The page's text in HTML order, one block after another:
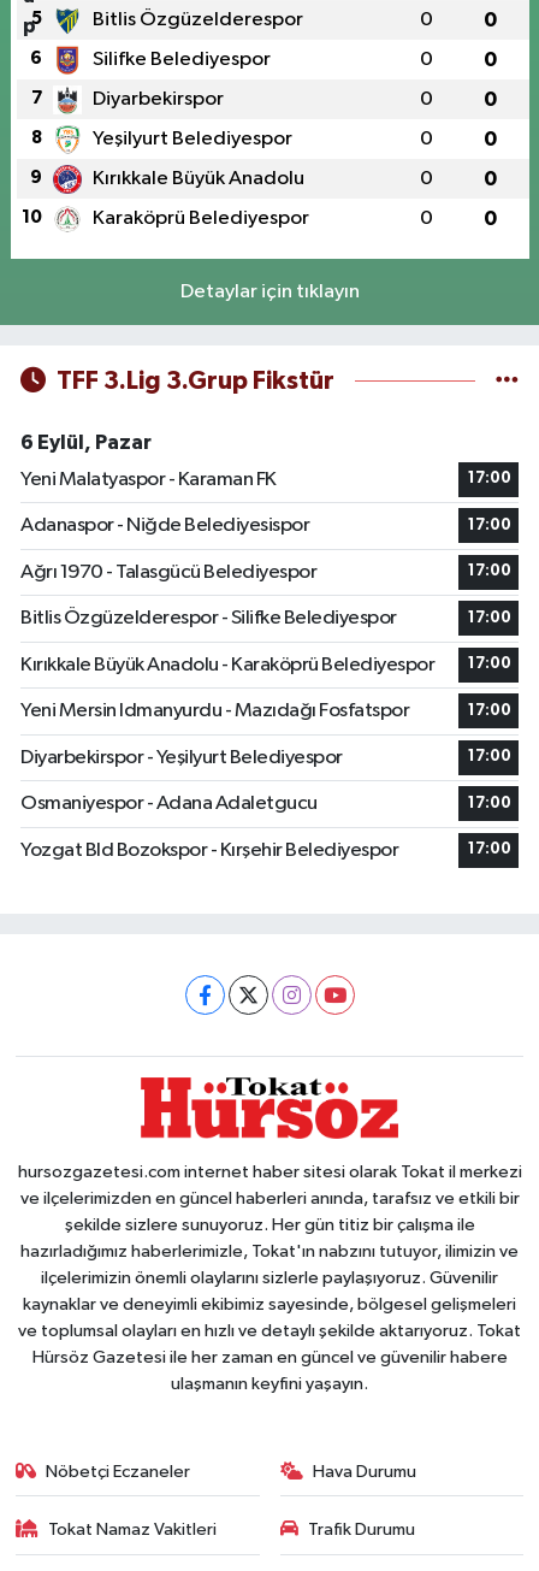
5 Bitlis Özgüzelderespor 0 0
6 Silifke Belediyespor 0 0
7 Diyarbekirspor 0 0
8 Yeşilyurt Belediyespor 0 0
9 Kırıkkale Büyük Anadolu 0 0
10 Karaköprü Belediyespor 0 0
Detaylar için tıklayın
TFF 3.Lig 3.Grup Fikstür
6 Eylül, Pazar
Yeni Malatyaspor - Karaman FK
17:00
Adanaspor - Niğde Belediyesispor 17:00
Ağrı 1970 - Talasgücü Belediyespor 17:00
Bitlis Özgüzelderespor - Silifke Belediyespor 17:00
Kırıkkale Büyük Anadolu - Karaköprü Belediyespor 17:00
Yeni Mersin Idmanyurdu - Mazıdağı Fosfatspor 17:00
Diyarbekirspor - Yeşilyurt Belediyespor 17:00
Osmaniyespor - Adana Adaletgucu 17:00
Yozgat Bld Bozokspor - Kırşehir Belediyespor 17:00
hursozgazetesi.com internet haber sitesi olarak Tokat il merkezi
ve ilçelerimizden en güncel haberleri anında, tarafsız ve etkili bir
şekilde sizlere sunuyoruz. Her gün titiz bir çalışma ile
hazırladığımız haberlerimizle, Tokat'ın nabzını tutuyor, ilimizin ve
ilçelerimizin önemli olaylarını sizlerle paylaşıyoruz. Güvenilir
kaynaklar ve deneyimli ekibimiz sayesinde, bölgesel gelişmeleri
ve toplumsal olayları en hızlı ve detaylı şekilde aktarıyoruz. Tokat
Hürsöz Gazetesi ile her zaman en güncel ve güvenilir habere
ulaşmanın keyfini yaşayın.
Nöbetçi Eczaneler Hava Durumu
Tokat Namaz Vakitleri Trafik Durumu